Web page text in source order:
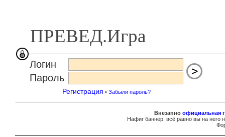
ПРЕВЕД.Игра
Логин
Пароль
Регистрация • Забыли пароль?
Внезапно официальная
Нафиг баннер, всё равно вы на